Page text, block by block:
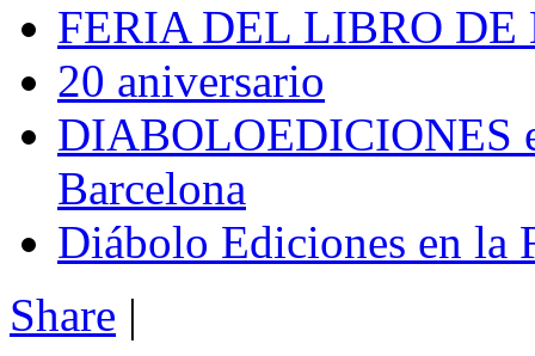
FERIA DEL LIBRO
20 aniversario
DIABOLOEDICIONES
Barcelona
Diábolo Ediciones en la
Share |